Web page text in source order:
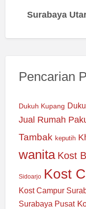
Surabaya
Pencarian
Dukuh Kupang
Jual Rumah
Tambak keputih
wanita Kost
Sidoarjo Kost
Kost Campur
Surabaya Pusat